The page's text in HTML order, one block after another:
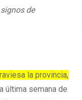
de
la provincia,
última semana de